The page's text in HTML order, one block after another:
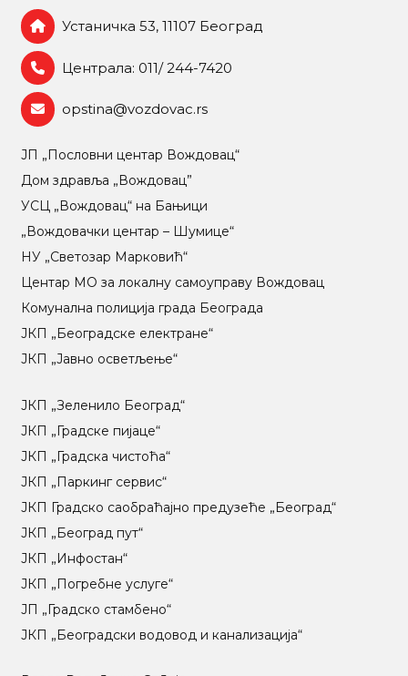
Устаничка 53, 11107 Београд
Централа: 011/ 244-7420
opstina@vozdovac.rs
ЈП „Пословни центар Вождовац“
Дом здравља „Вождовац”
УСЦ „Вождовац“ на Бањици
„Вождовачки центар – Шумице“
НУ „Светозар Марковић“
Центар МO за локалну самоуправу Вождовац
Комунална полиција града Београда
ЈКП „Београдске електране“
ЈКП „Јавно осветљење“
ЈКП „Зеленило Београд“
ЈКП „Градске пијаце“
ЈКП „Градска чистоћа“
ЈКП „Паркинг сервис“
ЈКП Градско саобраћајно предузеће „Београд“
ЈКП „Београд пут“
ЈКП „Инфостан“
ЈКП „Погребне услуге“
ЈП „Градско стамбено“
ЈКП „Београдски водовод и канализација“